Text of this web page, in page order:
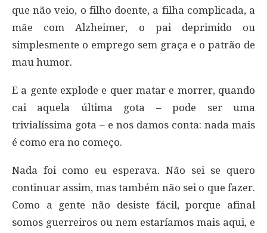
que não veio, o filho doente, a filha complicada, a
mãe com Alzheimer, o pai deprimido ou
simplesmente o emprego sem graça e o patrão de
mau humor.
E a gente explode e quer matar e morrer, quando
cai aquela última gota – pode ser uma
trivialíssima gota – e nos damos conta: nada mais
é como era no começo.
Nada foi como eu esperava. Não sei se quero
continuar assim, mas também não sei o que fazer.
Como a gente não desiste fácil, porque afinal
somos guerreiros ou nem estaríamos mais aqui, e